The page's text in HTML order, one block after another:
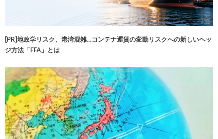
[PR]地政学リスク、港湾混雑…コンテナ運賃の変動リスクへの新しいヘッ
ジ方法「FFA」とは